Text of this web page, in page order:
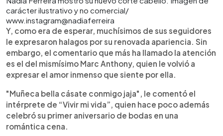
carácter ilustrativo y no comercial/
www.instagram@nadiaferreira
Y, como era de esperar, muchísimos de sus seguidores
le expresaron halagos por su renovada apariencia. Sin
embargo, el comentario que más ha llamado la atención
es el del mismísimo Marc Anthony, quien le volvió a
expresar el amor inmenso que siente por ella.
"Muñeca bella cásate conmigo jaja", le comentó el
intérprete de “Vivir mi vida”, quien hace poco además
celebró su primer aniversario de bodas en una
romántica cena.